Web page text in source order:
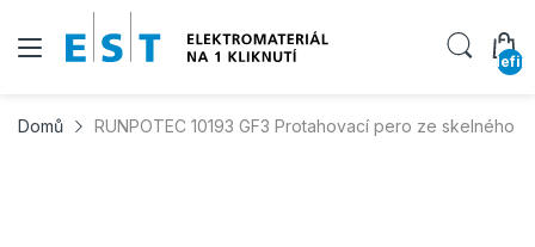
Domů RUNPOTEC 10193 GF3 Protahovací pero ze skelného